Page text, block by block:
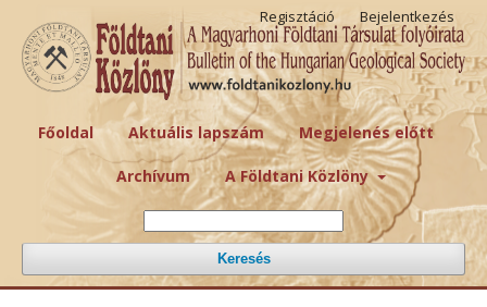
Főoldal Aktuális lapszám Megjelenés előtt
Archívum A Földtani Közlöny
Keresés
Regisztáció Bejelentkezés